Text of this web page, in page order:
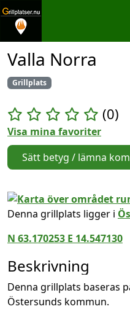
Valla Norra
Grillplats
(0)
Visa mina favoriter
Sätt betyg / lämna
Denna grillplats ligger i
N 63.170253 E 14.547130
Beskrivning
Denna grillplats baseras
Östersunds kommun.